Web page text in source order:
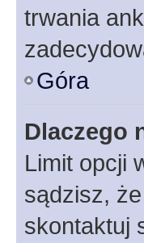
trwania
Góra
Dlaczego
Limit opcji
sądzisz,
skontaktuj